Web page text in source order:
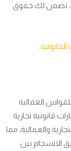
تضمن لك حقوق
العمالية
قانونية تجارية
والعمالية، مما
الانسجام بين